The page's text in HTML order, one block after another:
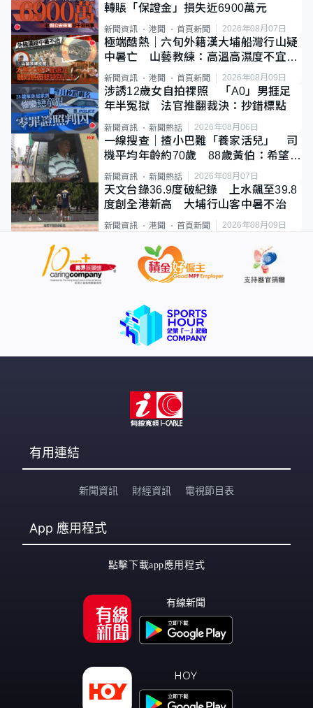
轉賬「保證金」損失近6900萬元
新聞資訊 港聞 首頁新聞 2026年08月07日
極端酷熱｜六旬外籍漢大埔船灣行山疑
中暑亡 山藝教練：高溫高濕度不宜遠
足
新聞資訊 港聞 首頁新聞 2026年08月09日
涉誘12歲女自拍祼照 「A0」男捱足
年半冤獄 法官推翻裁決：抄錯標點
新聞資訊 新聞熱話 2026年08月06日
一線搜查｜揸小巴難「養家活兒」 司
機平均年齡約70歲 88歲黃伯：希望一
直揸落去
新聞資訊 新聞熱話 2026年08月07日
天文台錄36.9度破紀錄 上水飆至39.8
度創全港新高 大埔行山客中暑不治
新聞資訊 港聞 首頁新聞 2026年08月09日
有用連結
新聞資訊 財經資訊 電視節目表
App 應用程式
點擊下載app應用程式
有線新聞
HOY